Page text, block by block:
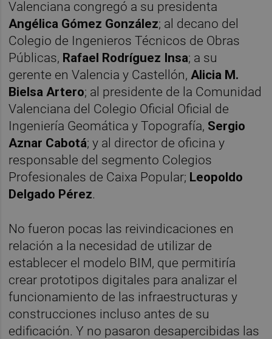
Valenciana congregó a su presidenta
Angélica Gómez González; al decano del
Colegio de Ingenieros Técnicos de Obras
Públicas, Rafael Rodríguez Insa; a su
gerente en Valencia y Castellón,Alicia M.
Bielsa Artero; al presidente de la Comunidad
Valenciana del Colegio Oficial Oficial de
Ingeniería Geomática y Topografía, Sergio
Aznar Cabotá; y al director de oficina y
responsable del segmento Colegios
Profesionales de Caixa Popular; Leopoldo
Delgado Pérez.
No fueron pocas las reivindicaciones en
relación a la necesidad de utilizar de
establecer el modelo BIM, que permitiría
crear prototipos digitales para analizar el
funcionamiento de las infraestructuras y
construcciones incluso antes de su
edificación. Y no pasaron desapercibidas las